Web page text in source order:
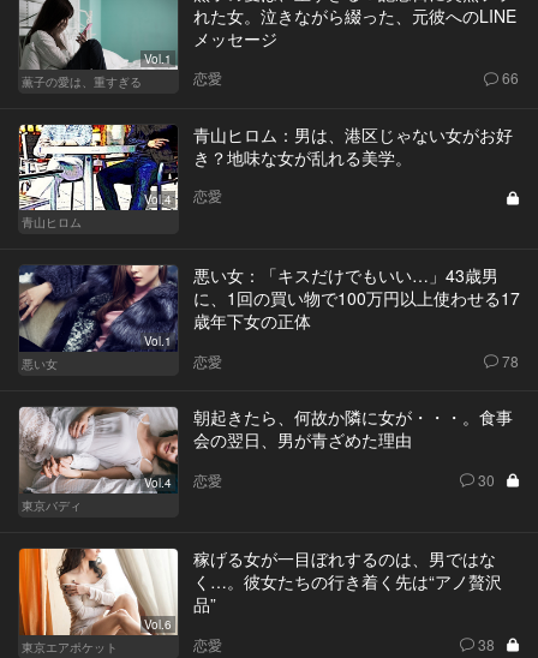
Vol.1
薫子の愛は、重すぎる
れた女。泣きながら綴った、元彼へのLINE
メッセージ
恋愛 66
Vol.4
青山ヒロム
青山ヒロム：男は、港区じゃない女がお好
き？地味な女が乱れる美学。
恋愛
Vol.1
悪い女
悪い女：「キスだけでもいい…」43歳男
に、1回の買い物で100万円以上使わせる17
歳年下女の正体
恋愛 78
Vol.4
東京バディ
朝起きたら、何故か隣に女が・・・。食事
会の翌日、男が青ざめた理由
恋愛 30
Vol.6
東京エアポケット
稼げる女が一目ぼれするのは、男ではな
く…。彼女たちの行き着く先は“アノ贅沢
品”
恋愛 38